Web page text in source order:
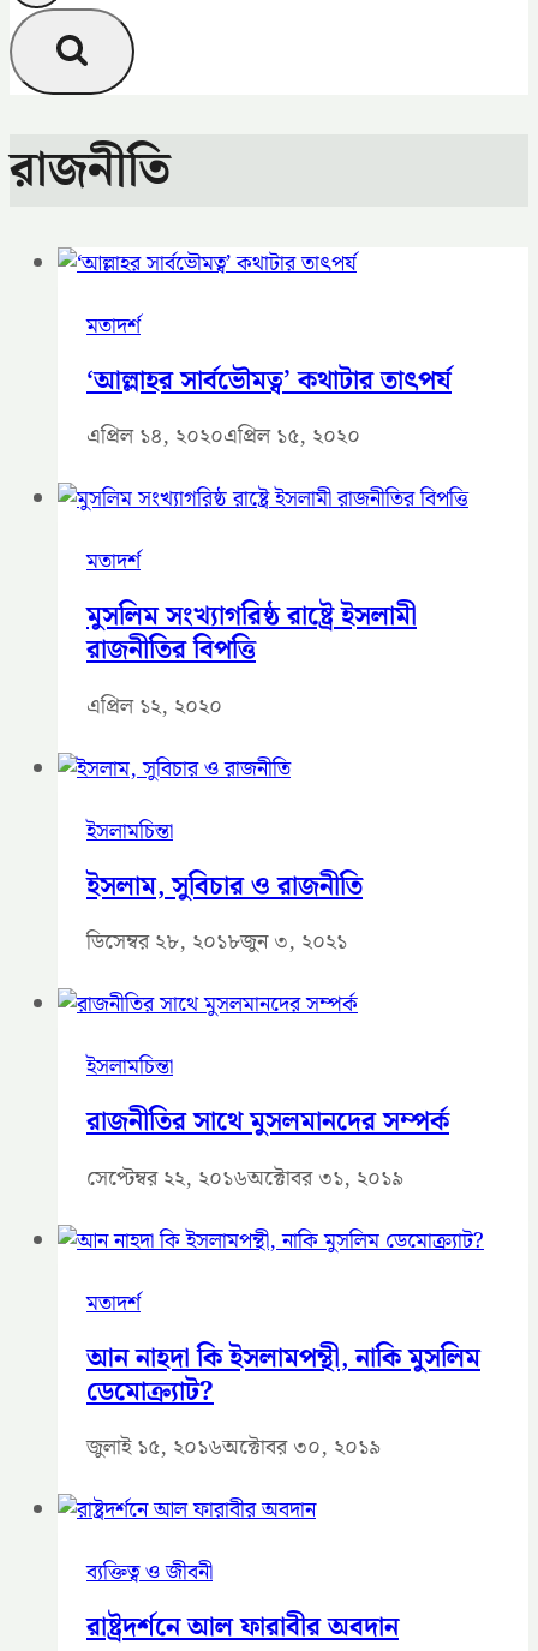
রাজনীতি
মতাদর্শ
‘আল্লাহর সার্বভৌমত্ব’ কথাটার তাৎপর্য
এপ্রিল ১৪, ২০২০এপ্রিল ১৫, ২০২০
মতাদর্শ
মুসলিম সংখ্যাগরিষ্ঠ রাষ্ট্রে ইসলামী
রাজনীতির বিপত্তি
এপ্রিল ১২, ২০২০
ইসলামচিন্তা
ইসলাম, সুবিচার ও রাজনীতি
ডিসেম্বর ২৮, ২০১৮জুন ৩, ২০২১
ইসলামচিন্তা
রাজনীতির সাথে মুসলমানদের সম্পর্ক
সেপ্টেম্বর ২২, ২০১৬অক্টোবর ৩১, ২০১৯
মতাদর্শ
আন নাহদা কি ইসলামপন্থী, নাকি মুসলিম
ডেমোক্র্যাট?
জুলাই ১৫, ২০১৬অক্টোবর ৩০, ২০১৯
ব্যক্তিত্ব ও জীবনী
রাষ্ট্রদর্শনে আল ফারাবীর অবদান